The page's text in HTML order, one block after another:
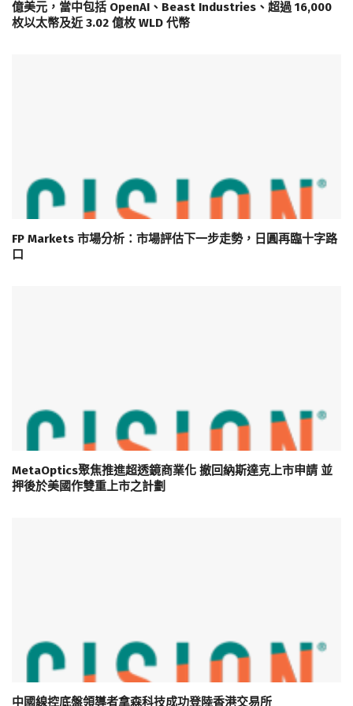
億美元，當中包括 OpenAI、Beast Industries、超過 16,000
枚以太幣及近 3.02 億枚 WLD 代幣
FP Markets 市場分析：市場評估下一步走勢，日圓再臨十字路
口
MetaOptics聚焦推進超透鏡商業化 撤回納斯達克上市申請 並
押後於美國作雙重上市之計劃
中國線控底盤領導者拿森科技成功登陸香港交易所